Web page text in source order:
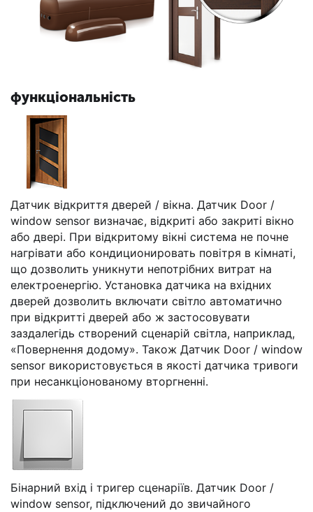
функціональність
Датчик відкриття дверей / вікна. Датчик Door /
window sensor визначає, відкриті або закриті вікно
або двері. При відкритому вікні система не почне
нагрівати або кондиционировать повітря в кімнаті,
що дозволить уникнути непотрібних витрат на
електроенергію. Установка датчика на вхідних
дверей дозволить включати світло автоматично
при відкритті дверей або ж застосовувати
заздалегідь створений сценарій світла, наприклад,
«Повернення додому». Також Датчик Door / window
sensor використовується в якості датчика тривоги
при несанкціонованому вторгненні.
Бінарний вхід і тригер сценаріїв. Датчик Door /
window sensor, підключений до звичайного